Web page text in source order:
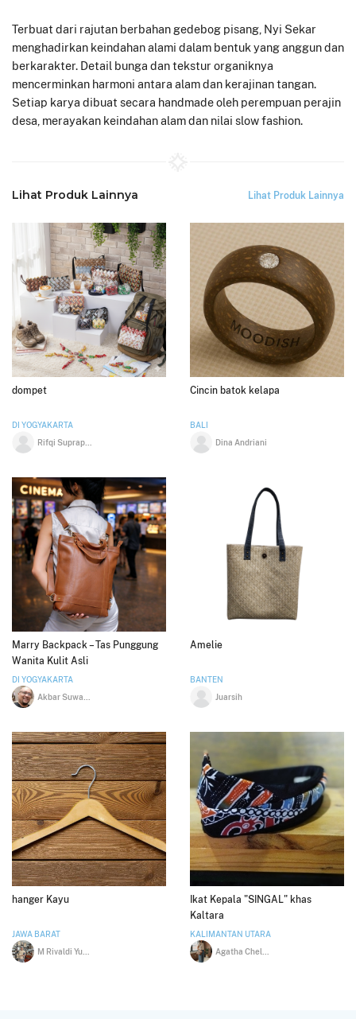
Terbuat dari rajutan berbahan gedebog pisang, Nyi Sekar
menghadirkan keindahan alami dalam bentuk yang anggun dan
berkarakter. Detail bunga dan tekstur organiknya
mencerminkan harmoni antara alam dan kerajinan tangan.
Setiap karya dibuat secara handmade oleh perempuan perajin
desa, merayakan keindahan alam dan nilai slow fashion.
Lihat Produk Lainnya Lihat Produk Lainnya
dompet
DI YOGYAKARTA
Cincin batok kelapa
BALI
Dina Andriani
Marry Backpack – Tas Punggung
Wanita Kulit Asli
DI YOGYAKARTA
Amelie
BANTEN
Juarsih
hanger Kayu
JAWA BARAT
Ikat Kepala "SINGAL" khas
Kaltara
KALIMANTAN UTARA